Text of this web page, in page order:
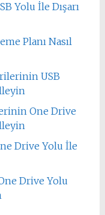
Yolu İle Dışarı
Planı Nasıl
USB
One Drive
Drive Yolu İle
Drive Yolu